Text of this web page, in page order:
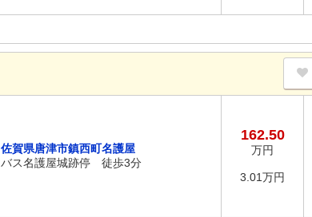
佐賀県唐津市鎮西町名護屋
バス名護屋城跡停 徒歩3分
162.50
万円
3.01万円